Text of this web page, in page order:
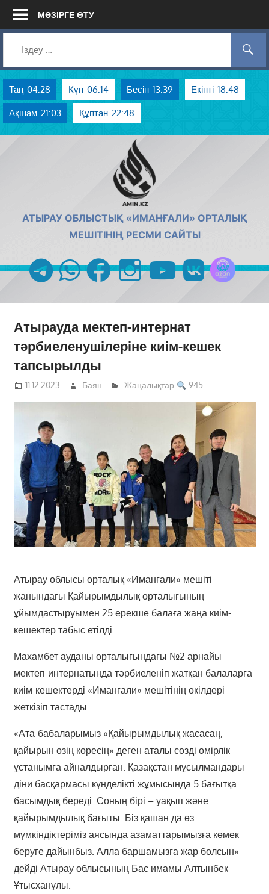
Skip
МӘЗІРГЕ ӨТУ
Таң 04:28 Күн 06:14 Бесін 13:39 Екінті 18:48
Ақшам 21:03 Құптан 22:48
АТЫРАУ ОБЛЫСТЫҚ «ИМАНҒАЛИ» ОРТАЛЫҚ
МЕШІТІНІҢ РЕСМИ САЙТЫ
telegramwhatsappfacebookinstagramyoutubevk
Атырауда мектеп-интернат
тәрбиеленушілеріне киім-кешек
тапсырылды
11.12.2023 Баян Жаңалықтар 945
Атырау облысы орталық «Иманғали» мешіті
жанындағы Қайырымдылық орталығының
ұйымдастыруымен 25 ерекше балаға жаңа киім-
кешектер табыс етілді.
Махамбет ауданы орталығындағы №2 арнайы
мектеп-интернатында тәрбиеленіп жатқан балаларға
киім-кешектерді «Иманғали» мешітінің өкілдері
жеткізіп тастады.
«Ата-бабаларымыз «Қайырымдылық жасасаң,
қайырын өзің көресің» деген аталы сөзді өмірлік
ұстанымға айналдырған. Қазақстан мұсылмандары
діни басқармасы күнделікті жұмысында 5 бағытқа
басымдық береді. Соның бірі – уақып және
қайырымдылық бағыты. Біз қашан да өз
мүмкіндіктеріміз аясында азаматтарымызға көмек
беруге дайынбыз. Алла баршамызға жар болсын»
дейді Атырау облысының Бас имамы Алтынбек
Ұтысханұлы.